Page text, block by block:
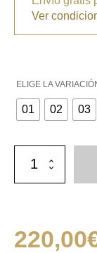
Ver
ELIGE LA
01 02 03
tejido
a
220,00